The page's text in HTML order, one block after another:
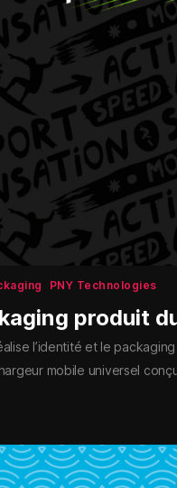
PNY Technologies
produit
l’identité et le
mobile universel